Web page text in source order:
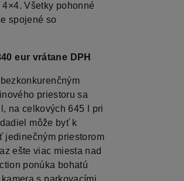
Všetky pohonné
spojené so
eur vrátane DPH
priestoru sa
na celkových 645 l pri
môže byť k
jedinečným priestorom
ešte viac miesta nad
ponúka bohatú